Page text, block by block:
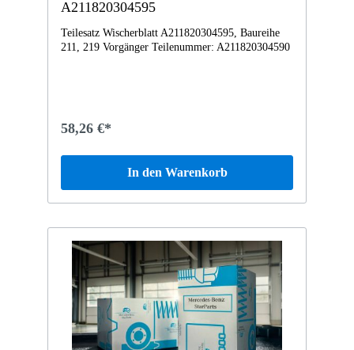
A211820304595
Teilesatz Wischerblatt A211820304595, Baureihe
211, 219 Vorgänger Teilenummer: A211820304590
58,26 €*
In den Warenkorb